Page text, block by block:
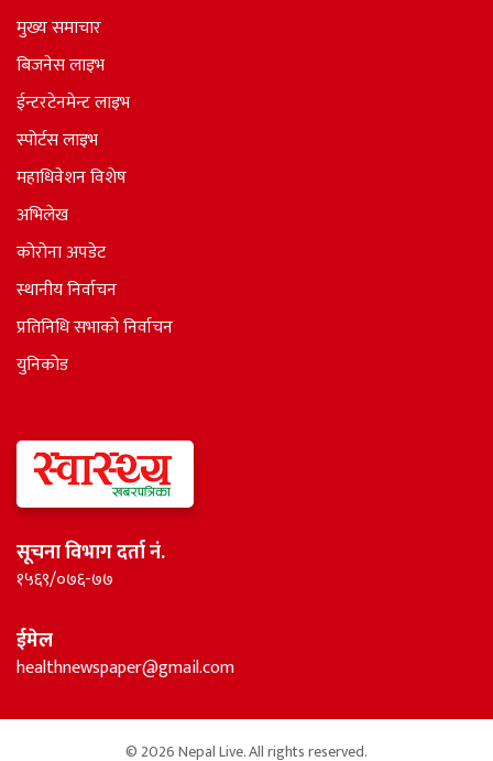
मुख्य समाचार
बिजनेस लाइभ
ईन्टरटेनमेन्ट लाइभ
स्पोर्टस लाइभ
महाधिवेशन विशेष
अभिलेख
कोरोना अपडेट
स्थानीय निर्वाचन
प्रतिनिधि सभाकाे निर्वाचन
युनिकोड
सूचना विभाग दर्ता नं.
१५६९/०७६-७७
ईमेल
healthnewspaper@gmail.com
© 2026 Nepal Live. All rights reserved.